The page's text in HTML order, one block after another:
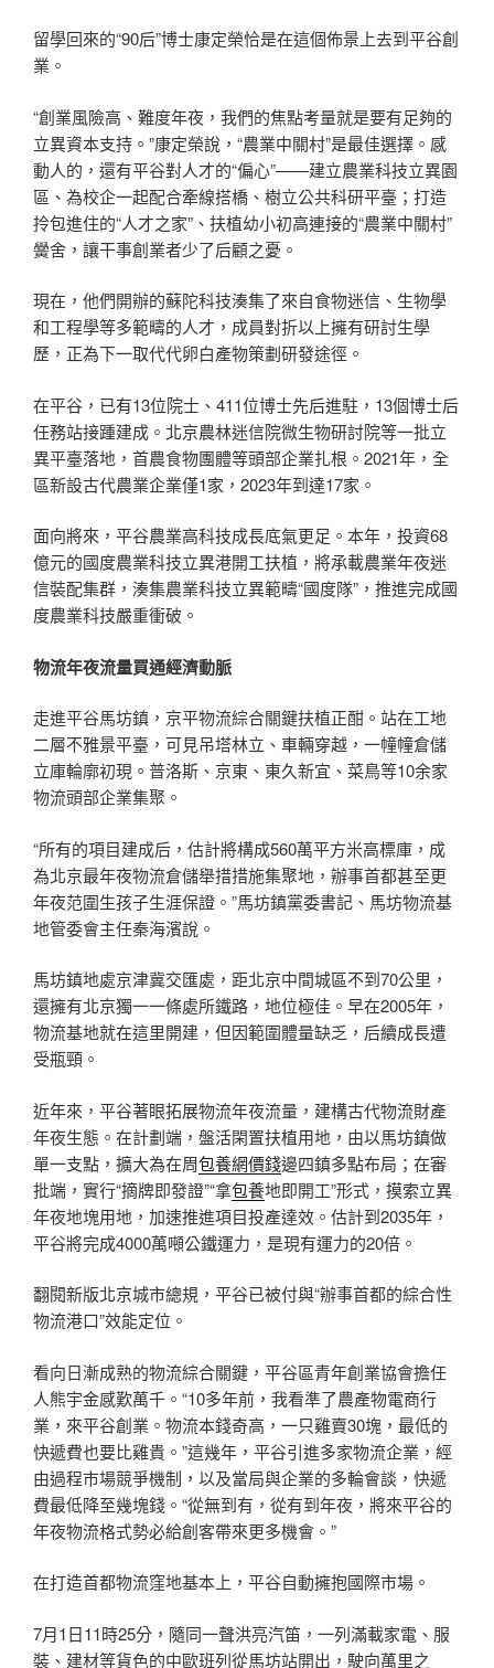
留學回來的“90后”博士康定榮恰是在這個佈景上去到平谷創
業。
“創業風險高、難度年夜，我們的焦點考量就是要有足夠的
立異資本支持。”康定榮說，“農業中關村”是最佳選擇。感
動人的，還有平谷對人才的“偏心”——建立農業科技立異園
區、為校企一起配合牽線搭橋、樹立公共科研平臺；打造
拎包進住的“人才之家”、扶植幼小初高連接的“農業中關村”
黌舍，讓干事創業者少了后顧之憂。
現在，他們開辦的蘇陀科技湊集了來自食物迷信、生物學
和工程學等多範疇的人才，成員對折以上擁有研討生學
歷，正為下一取代代卵白產物策劃研發途徑。
在平谷，已有13位院士、411位博士先后進駐，13個博士后
任務站接踵建成。北京農林迷信院微生物研討院等一批立
異平臺落地，首農食物團體等頭部企業扎根。2021年，全
區新設古代農業企業僅1家，2023年到達17家。
面向將來，平谷農業高科技成長底氣更足。本年，投資68
億元的國度農業科技立異港開工扶植，將承載農業年夜迷
信裝配集群，湊集農業科技立異範疇“國度隊”，推進完成國
度農業科技嚴重衝破。
物流年夜流量買通經濟動脈
走進平谷馬坊鎮，京平物流綜合關鍵扶植正酣。站在工地
二層不雅景平臺，可見吊塔林立、車輛穿越，一幢幢倉儲
立庫輪廓初現。普洛斯、京東、東久新宜、菜鳥等10余家
物流頭部企業集聚。
“所有的項目建成后，估計將構成560萬平方米高標庫，成
為北京最年夜物流倉儲舉措措施集聚地，辦事首都甚至更
年夜范圍生孩子生涯保證。”馬坊鎮黨委書記、馬坊物流基
地管委會主任秦海濱說。
馬坊鎮地處京津冀交匯處，距北京中間城區不到70公里，
還擁有北京獨一一條處所鐵路，地位極佳。早在2005年，
物流基地就在這里開建，但因範圍體量缺乏，后續成長遭
受瓶頸。
近年來，平谷著眼拓展物流年夜流量，建構古代物流財產
年夜生態。在計劃端，盤活閑置扶植用地，由以馬坊鎮做
單一支點，擴大為在周包養網價錢邊四鎮多點布局；在審
批端，實行“摘牌即發證”“拿包養地即開工”形式，摸索立異
年夜地塊用地，加速推進項目投產達效。估計到2035年，
平谷將完成4000萬噸公鐵運力，是現有運力的20倍。
翻閱新版北京城市總規，平谷已被付與“辦事首都的綜合性
物流港口”效能定位。
看向日漸成熟的物流綜合關鍵，平谷區青年創業協會擔任
人熊宇金感歎萬千。“10多年前，我看準了農產物電商行
業，來平谷創業。物流本錢奇高，一只雞賣30塊，最低的
快遞費也要比雞貴。”這幾年，平谷引進多家物流企業，經
由過程市場競爭機制，以及當局與企業的多輪會談，快遞
費最低降至幾塊錢。“從無到有，從有到年夜，將來平谷的
年夜物流格式勢必給創客帶來更多機會。”
在打造首都物流窪地基本上，平谷自動擁抱國際市場。
7月1日11時25分，隨同一聲洪亮汽笛，一列滿載家電、服
裝、建材等貨色的中歐班列從馬坊站開出，駛向萬里之